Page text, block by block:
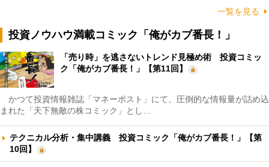
一覧を見る
投資ノウハウ満載コミック「俺がカブ番長！」
「売り時」を逃さないトレンド見極め術 投資コミッ
ク「俺がカブ番長！」【第11回】
かつて投資情報雑誌「マネーポスト」にて、圧倒的な情報量が詰め込
まれた「天下無敵の株コミック」とし…
テクニカル分析・集中講義 投資コミック「俺がカブ番長！」【第
10回】